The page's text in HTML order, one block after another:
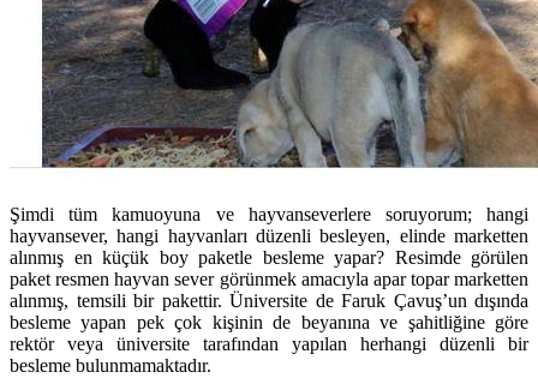
Şimdi tüm kamuoyuna ve hayvanseverlere soruyorum; hangi
hayvansever, hangi hayvanları düzenli besleyen, elinde marketten
alınmış en küçük boy paketle besleme yapar? Resimde görülen
paket resmen hayvan sever görünmek amacıyla apar topar marketten
alınmış, temsili bir pakettir. Üniversite de Faruk Çavuş’un dışında
besleme yapan pek çok kişinin de beyanına ve şahitliğine göre
rektör veya üniversite tarafından yapılan herhangi düzenli bir
besleme bulunmamaktadır.